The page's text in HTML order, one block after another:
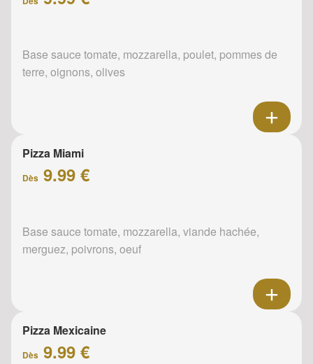
Base sauce tomate, mozzarella, poulet, pommes de
terre, oignons, olives
Pizza Miami
Dès 9.99 €
Base sauce tomate, mozzarella, viande hachée,
merguez, poivrons, oeuf
Pizza Mexicaine
Dès 9.99 €